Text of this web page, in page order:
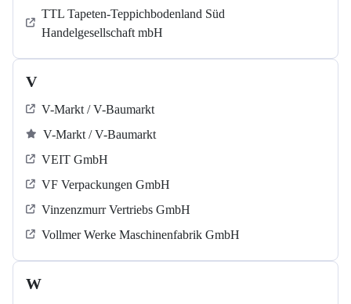
TTL Tapeten-Teppichbodenland Süd
Handelgesellschaft mbH
V
V-Markt / V-Baumarkt
V-Markt / V-Baumarkt
VEIT GmbH
VF Verpackungen GmbH
Vinzenzmurr Vertriebs GmbH
Vollmer Werke Maschinenfabrik GmbH
W